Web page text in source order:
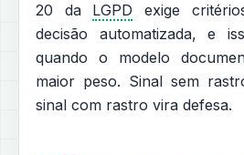
20 da LGPD exige
decisão automatizada, e
quando o modelo
maior peso. Sinal sem
sinal com rastro vira defesa.